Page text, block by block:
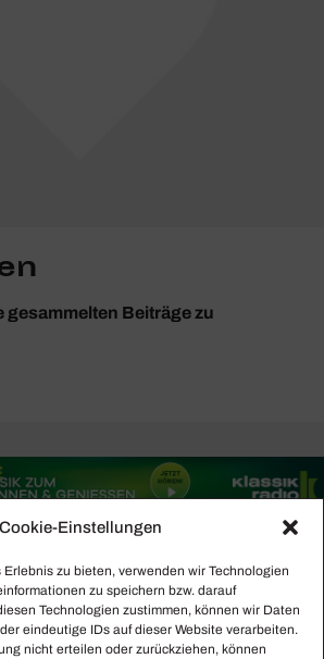
Cookie-Einstellungen
zu bieten, verwenden wir Technologien
zu speichern bzw. darauf
Technologien zustimmen, können wir Daten
eindeutige IDs auf dieser Website verarbeiten.
nicht erteilen oder zurückziehen, können
gesammelten Beiträge zu